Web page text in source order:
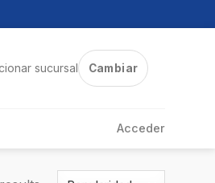
sucursal Cambiar
Acceder